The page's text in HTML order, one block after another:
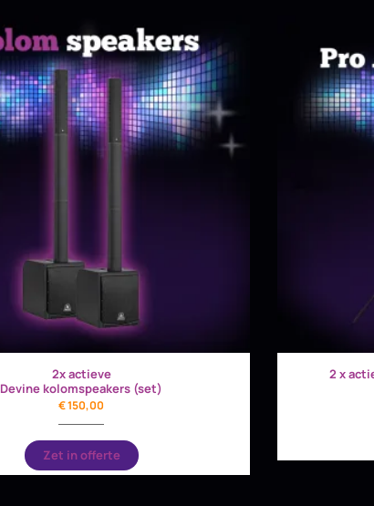
2x actieve
Devine kolomspeakers (set)
€150,00
Zet in offerte
2 x